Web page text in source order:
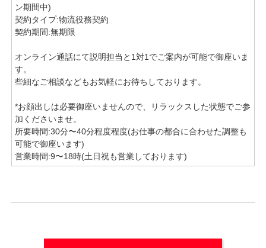
ン期間中)
契約タイプ:物流役務契約
契約期間:無期限
オンライン通話にて説明担当と1対1でご案内が可能で御座いま
す。
些細なご相談などもお気軽にお待ちしております。
*お顔出しは必要御座いませんので、リラックスした状態でご参
加くださいませ。
所要時間:30分〜40分程度程度(お仕事の都合に合わせた調整も
可能で御座います)
営業時間:9〜18時(土日祝も営業しております)